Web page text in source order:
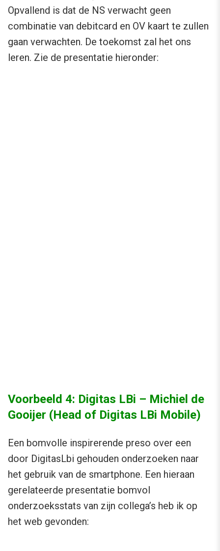
Opvallend is dat de NS verwacht geen
combinatie van debitcard en OV kaart te zullen
gaan verwachten. De toekomst zal het ons
leren. Zie de presentatie hieronder:
Voorbeeld 4: Digitas LBi – Michiel de
Gooijer (Head of Digitas LBi Mobile)
Een bomvolle inspirerende preso over een
door DigitasLbi gehouden onderzoeken naar
het gebruik van de smartphone. Een hieraan
gerelateerde presentatie bomvol
onderzoeksstats van zijn collega’s heb ik op
het web gevonden: